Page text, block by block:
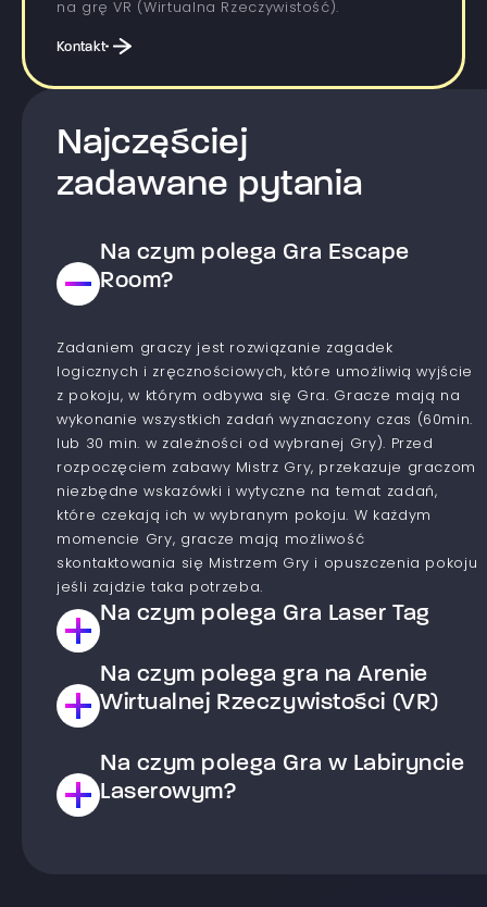
na grę VR (Wirtualna Rzeczywistość).
Kontakt
Najczęściej
zadawane pytania
Na czym polega Gra Escape
Room?
Zadaniem graczy jest rozwiązanie zagadek
logicznych i zręcznościowych, które umożliwią wyjście
z pokoju, w którym odbywa się Gra. Gracze mają na
wykonanie wszystkich zadań wyznaczony czas (60min.
lub 30 min. w zależności od wybranej Gry). Przed
rozpoczęciem zabawy Mistrz Gry, przekazuje graczom
niezbędne wskazówki i wytyczne na temat zadań,
które czekają ich w wybranym pokoju. W każdym
momencie Gry, gracze mają możliwość
skontaktowania się Mistrzem Gry i opuszczenia pokoju
jeśli zajdzie taka potrzeba.
Na czym polega Gra Laser Tag
Jest to Gra typu paintball laserowy. Gracze dzielą się
na drużyny, które współzawodniczą ze sobą aby
osiągnąć cel wyznaczony w wybranym scenariuszu.
przeciwnej lub wykonanie zadania np. zajęcie bazy
drużyny przeciwnej. Paintball laserowy w
przeciwieństwie do klasycznego paintballa jest
Na czym polega gra na Arenie
Wirtualnej Rzeczywistości (VR)
Arena wirtualnej rzeczywistości to przestrzeń, w której
masz możliwość przenieść się w świat wirtualnych
doznań. Na arenie dla każdego gracza przygotowane
Na czym polega Gra w Labiryncie
Laserowym?